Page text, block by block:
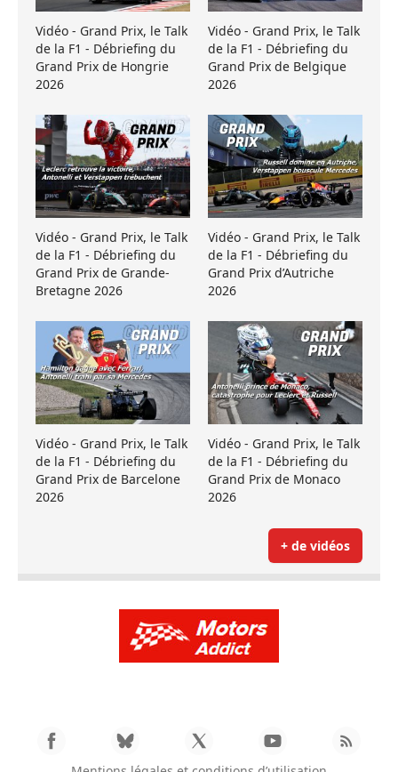
Vidéo - Grand Prix, le Talk
de la F1 - Débriefing du
Grand Prix de Hongrie
2026
Vidéo - Grand Prix, le Talk
de la F1 - Débriefing du
Grand Prix de Belgique
2026
Vidéo - Grand Prix, le Talk
de la F1 - Débriefing du
Grand Prix de Grande-
Bretagne 2026
Vidéo - Grand Prix, le Talk
de la F1 - Débriefing du
Grand Prix d’Autriche
2026
Vidéo - Grand Prix, le Talk
de la F1 - Débriefing du
Grand Prix de Barcelone
2026
Vidéo - Grand Prix, le Talk
de la F1 - Débriefing du
Grand Prix de Monaco
2026
+ de vidéos